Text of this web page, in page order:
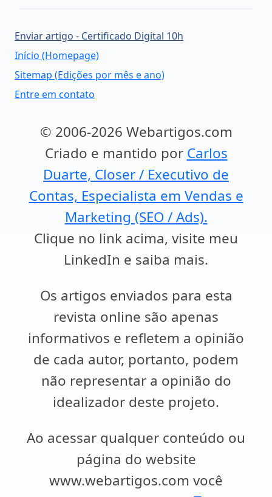
Enviar artigo - Certificado Digital 10h
Início (Homepage)
Sitemap (Edições por mês e ano)
Entre em contato
© 2006-2026 Webartigos.com
Criado e mantido por Carlos
Duarte, Closer / Executivo de
Contas, Especialista em Vendas e
Marketing (SEO / Ads).
Clique no link acima, visite meu
LinkedIn e saiba mais.
Os artigos enviados para esta
revista online são apenas
informativos e refletem a opinião
de cada autor, portanto, podem
não representar a opinião do
idealizador deste projeto.
Ao acessar qualquer conteúdo ou
página do website
www.webartigos.com você